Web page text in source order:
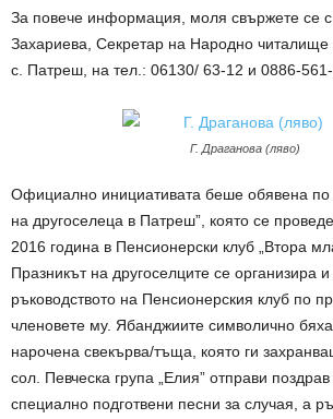
За повече информация, моля свържете се
Захариева, Секретар на Народно читалище
с. Патреш, на тел.: 06130/ 63-12 и 0886-561-
Г. Драганова (ляво)
Официално инициативата беше обявена
на другоселеца в Патреш”, която се
2016 година в Пенсионерски клуб „Втора
Празникът на другоселците се организира
ръководството на Пенсионерския клуб по
членовете му. Ябанджиите символично
нарочена свекърва/тъща, която ги
сол. Певческа група „Елия” отправи
специално подготвени песни за случая, а